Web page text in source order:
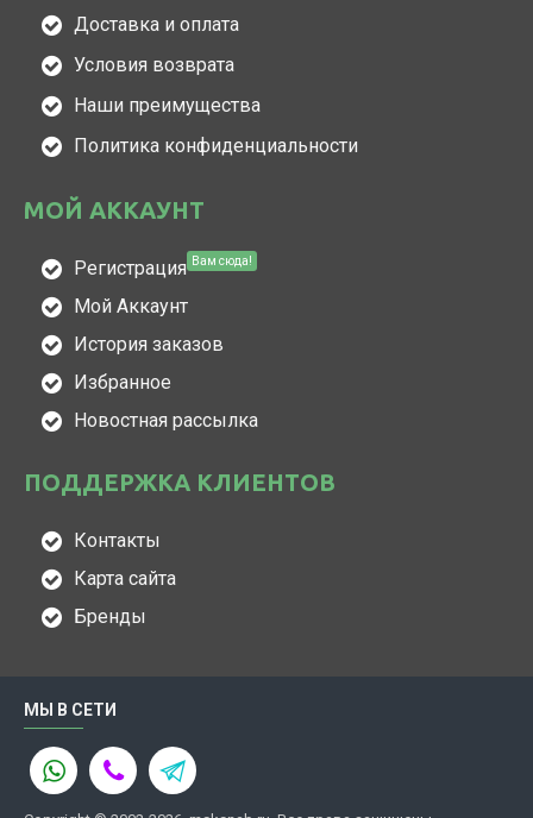
Доставка и оплата
Условия возврата
Наши преимущества
Политика конфиденциальности
МОЙ АККАУНТ
Регистрация Вам сюда!
Мой Аккаунт
История заказов
Избранное
Новостная рассылка
ПОДДЕРЖКА КЛИЕНТОВ
Контакты
Карта сайта
Бренды
МЫ В СЕТИ